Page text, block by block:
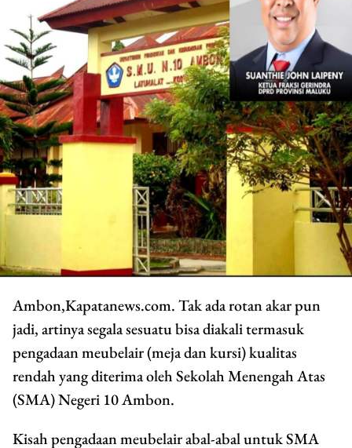
Ambon,Kapatanews.com. Tak ada rotan akar pun
jadi, artinya segala sesuatu bisa diakali termasuk
pengadaan meubelair (meja dan kursi) kualitas
rendah yang diterima oleh Sekolah Menengah Atas
(SMA) Negeri 10 Ambon.
Kisah pengadaan meubelair abal-abal untuk SMA